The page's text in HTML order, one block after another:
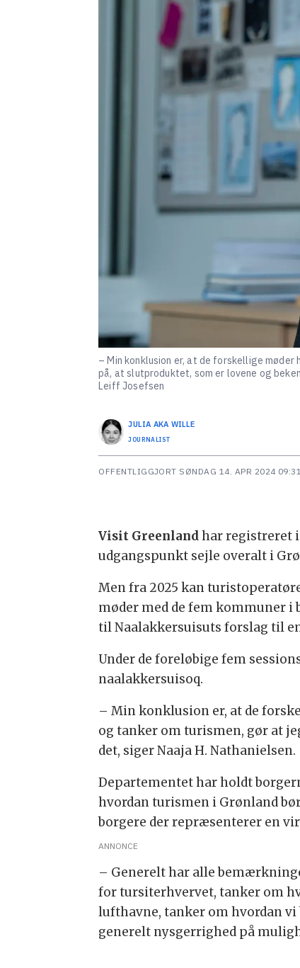
– Min konklusion er, at de forskellige
på, at slutproduktet, som er lovene og
Leiff Josefsen
JULIA AKA WILLE
JOURNALIST
OFFENTLIGGJORT SØNDAG 14. APR 2024 09:31
Visit Greenlandhar registreret
udgangspunkt sejle overalt i
Men fra 2025 kan
møder med de fem kommuner i
til Naalakkersuisuts forslag til
Under de foreløbige fem
naalakkersuisoq.
– Min konklusion er, at de
og tanker om turismen, gør at
det, siger Naaja H. Nathanielsen.
Departementet har holdt
hvordan turismen i Grønland
borgere der repræsenterer en
ANNONCE
– Generelt har alle
for tursiterhvervet, tanker om
lufthavne, tanker om hvordan
generelt nysgerrighed på